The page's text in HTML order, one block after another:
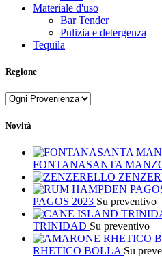
Materiale d'uso
Bar Tender
Pulizia e detergenza
Tequila
Regione
Novità
FONTANASANTA
PAGOS 2023 Su preventivo
TRINIDAD Su preventivo
RHETICO BOLLA Su